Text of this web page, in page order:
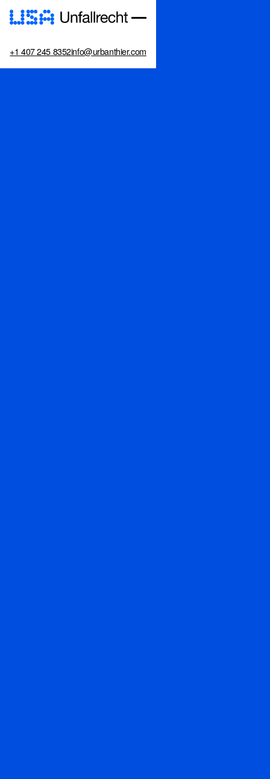
+1 407 245 8352info@urbanthier.com